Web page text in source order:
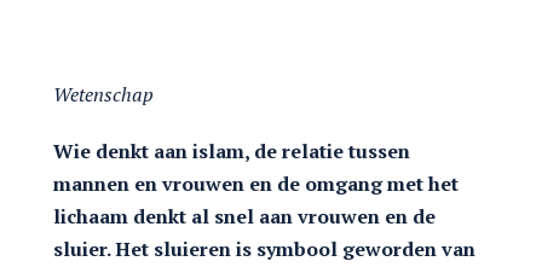
Wetenschap
Wie denkt aan islam, de relatie tussen
mannen en vrouwen en de omgang met het
lichaam denkt al snel aan vrouwen en de
sluier. Het sluieren is symbool geworden van